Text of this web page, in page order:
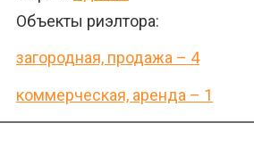
Объекты риэлтора:
загородная, продажа – 4
коммерческая, аренда – 1